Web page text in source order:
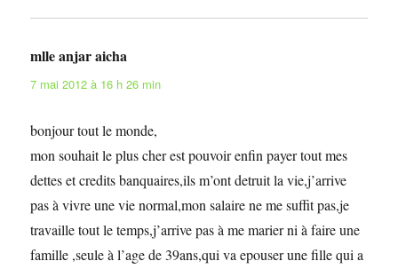
mlle anjar aicha
7 mai 2012 à 16 h 26 min
bonjour tout le monde,
mon souhait le plus cher est pouvoir enfin payer tout mes
dettes et credits banquaires,ils m’ont detruit la vie,j’arrive
pas à vivre une vie normal,mon salaire ne me suffit pas,je
travaille tout le temps,j’arrive pas à me marier ni à faire une
famille ,seule à l’age de 39ans,qui va epouser une fille qui a